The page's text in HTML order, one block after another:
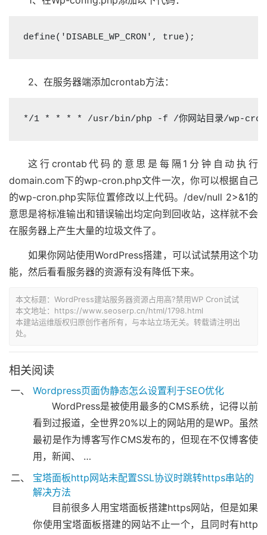
define('DISABLE_WP_CRON', true);
2、在服务器端添加crontab方法：
*/1 * * * * /usr/bin/php -f /你网站目录/wp-
这行crontab代码的意思是每隔1分钟自动执行
domain.com下的wp-cron.php文件一次，你可以根据自己
的wp-cron.php实际位置修改以上代码。/dev/null 2>&1的
意思是将标准输出和错误输出均定向到回收站，这样就不会
在服务器上产生大量的垃圾文件了。
如果你网站使用WordPress搭建，可以试试禁用这个功
能，然后看看服务器的资源有没有降低下来。
本文标题： WordPress建站服务器资源占用高?禁用WP Cron试试
本文地址： https://www.seoserp.cn/html/1798.html
本建站运维版权归原创作者所有，与本站立场无关。转载请注明出
处。
相关阅读
Wordpress页面伪静态怎么设置利于SEO优化
WordPress是被使用最多的CMS系统，记得以前
看到过报道，全世界20%以上的网站用的是WP。虽然
最初是作为博客写作CMS发布的，但现在不仅博客使
用，新闻、 …
宝塔面板http网站未配置SSL协议时跳转https串站的
解决方法
目前很多人用宝塔面板搭建https网站，但是如果
你使用宝塔面板搭建的网站不止一个，且同时有http